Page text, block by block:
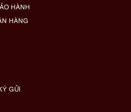
HÀNH
HÀNG
GỬI